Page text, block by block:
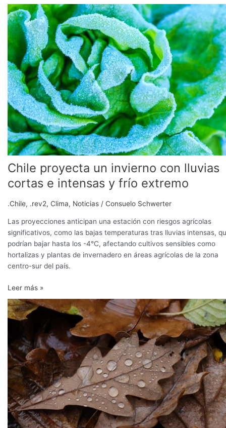
Chile proyecta un invierno con lluvias
cortas e intensas y frío extremo
.Chile, .rev2, Clima, Noticias / Consuelo Schwerter
Las proyecciones anticipan una estación con riesgos agrícolas
significativos, como las bajas temperaturas tras lluvias intensas,
podrían bajar hasta los -4°C, afectando cultivos sensibles como
hortalizas y plantas de invernadero en áreas agrícolas de la zona
centro-sur del país.
Chile
proyecta
un
invierno
lluvias
cortas
e
intensas
y
frío
extremo
Leer más »
Proyectan
un
corto
y
con
lluvias
extremas